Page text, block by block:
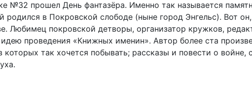
прошел День фантазёра. Именно так называется
в Покровской слободе (ныне город Энгельс). Вот
Любимец покровской детворы, организатор кружков,
проведения «Книжных именин». Автор более ста
так хочется побывать; рассказы и повести о войне,